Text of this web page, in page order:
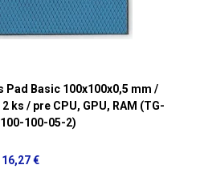
Basic 100x100x0,5 mm /
ks / pre CPU, GPU, RAM (TG-
100-05-2)
16,27 €